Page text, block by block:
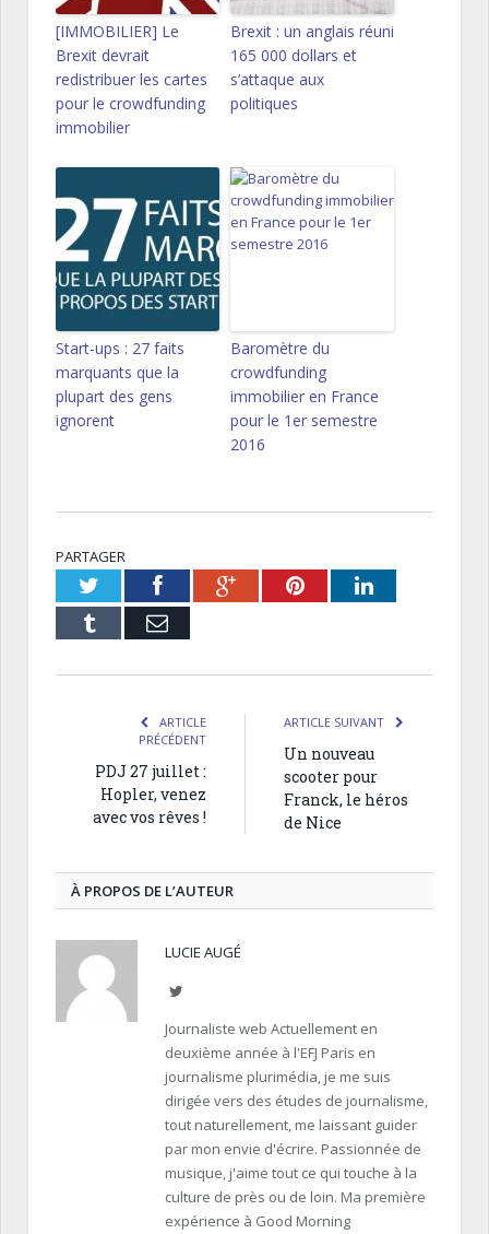
[IMMOBILIER] Le
Brexit devrait
redistribuer les cartes
pour le crowdfunding
immobilier
Brexit : un anglais réuni
165 000 dollars et
s’attaque aux
politiques
Start-ups : 27 faits
marquants que la
plupart des gens
ignorent
Baromètre du
crowdfunding
immobilier en France
pour le 1er semestre
2016
PARTAGER
TwitterFacebookGoogle+PinterestLinkedIn
Tumblr Email
ARTICLE
PRÉCÉDENT
PDJ 27 juillet :
Hopler, venez
avec vos rêves !
ARTICLE SUIVANT
Un nouveau
scooter pour
Franck, le héros
de Nice
À PROPOS DE L’AUTEUR
LUCIE AUGÉ
Twitter
Journaliste web Actuellement en
deuxième année à l'EFJ Paris en
journalisme plurimédia, je me suis
dirigée vers des études de journalisme,
tout naturellement, me laissant guider
par mon envie d'écrire. Passionnée de
musique, j'aime tout ce qui touche à la
culture de près ou de loin. Ma première
expérience à Good Morning